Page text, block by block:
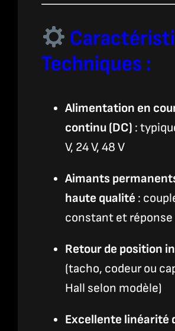
Techniques :
Alimentation en
continu (DC) :
V, 24 V, 48 V
Aimants
haute qualité :
constant et réponse
Retour de position
(tacho, codeur ou
Hall selon modèle)
Excellente linéarité